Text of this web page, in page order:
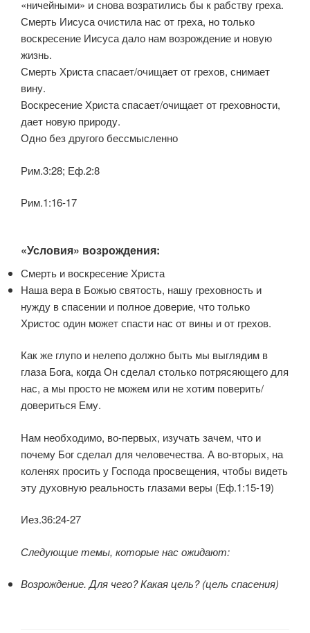
«ничейными» и снова возратились бы к рабству греха.
Смерть Иисуса очистила нас от греха, но только
воскресение Иисуса дало нам возрождение и новую
жизнь.
Смерть Христа спасает/очищает от грехов, снимает
вину.
Воскресение Христа спасает/очищает от греховности,
дает новую природу.
Одно без другого бессмысленно
Рим.3:28; Еф.2:8
Рим.1:16-17
«Условия» возрождения:
Смерть и воскресение Христа
Наша вера в Божью святость, нашу греховность и
нужду в спасении и полное доверие, что только
Христос один может спасти нас от вины и от грехов.
Как же глупо и нелепо должно быть мы выглядим в
глаза Бога, когда Он сделал столько потрясяющего для
нас, а мы просто не можем или не хотим поверить/
довериться Ему.
Нам необходимо, во-первых, изучать зачем, что и
почему Бог сделал для человечества. А во-вторых, на
коленях просить у Господа просвещения, чтобы видеть
эту духовную реальность глазами веры (Еф.1:15-19)
Иез.36:24-27
Следующие темы, которые нас ожидают:
Возрождение. Для чего? Какая цель? (цель спасения)